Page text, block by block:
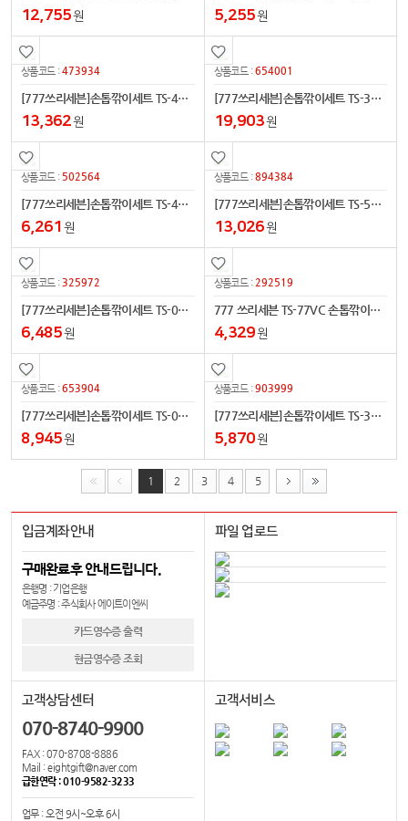
12,755원 5,255원
상품코드 :473934
[777쓰리세븐]손톱깎이세트 TS-4112C(크롬)
13,362원
상품코드 :654001
[777쓰리세븐]손톱깎이세트 TS-392C(크롬)
19,903원
상품코드 : 502564
[777쓰리세븐]손톱깎이세트 TS-460EC(크롬)
6,261 원
상품코드 :894384
[777쓰리세븐]손톱깎이세트 TS-5300C(크롬)
13,026원
상품코드 :325972
[777쓰리세븐]손톱깎이세트 TS-032AC(크롬)
6,485원
상품코드 : 292519
777 쓰리세븐 TS-77VC 손톱깎이세트
4,329원
상품코드 :653904
[777쓰리세븐]손톱깎이세트 TS-033G(골드)
8,945원
상품코드 :903999
[777쓰리세븐]손톱깎이세트 TS-32XG(골드)
5,870원
1 2 3 4 5
입금계좌안내
구매완료후 안내드립니다.
은행명 : 기업은행
예금주명 : 주식회사 에이트이엔씨
카드영수증 출력
현금영수증 조회
파일 업로드
고객상담센터
070-8740-9900
FAX : 070-8708-8886
Mail : eightgift@naver.com
급한연락 : 010-9582-3233
업무 : 오전 9시~오후 6시
고객서비스